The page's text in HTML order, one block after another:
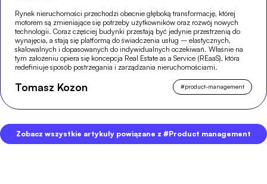
Rynek nieruchomości przechodzi obecnie głęboką transformację, której
motorem są zmieniające się potrzeby użytkowników oraz rozwój nowych
technologii. Coraz częściej budynki przestają być jedynie przestrzenią do
wynajęcia, a stają się platformą do świadczenia usług – elastycznych,
skalowalnych i dopasowanych do indywidualnych oczekiwań. Właśnie na
tym założeniu opiera się koncepcja Real Estate as a Service (REaaS), która
redefiniuje sposób postrzegania i zarządzania nieruchomościami.
Tomasz Kozon #product-management
Zobacz wszystkie artykuły powiązane z #Product management